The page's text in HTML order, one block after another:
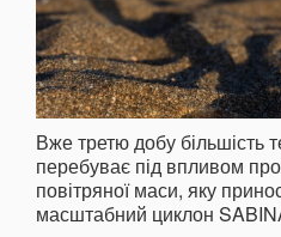
Вже третю добу більшість
перебуває під впливом
повітряної маси, яку
масштабний циклон